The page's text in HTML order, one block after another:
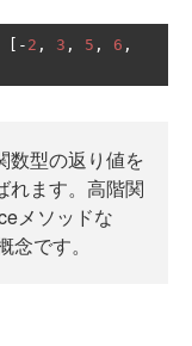
[- 2 , 3 , 5 , 6 ,
数型の返り値を
れます。高階関
メソッドな
です。